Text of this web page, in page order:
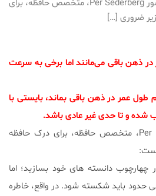
غیر عادی باشد. به نظر پروفسور Per Sederberg، متخصص حافظه، برای
ضروری […]
در ذهنباقی می‌مانند اما برخی به سرعت
طول عمر در ذهن باقی بماند‌، بایستی با
شده و تا حدی غیر عادی باشد.
به نظر پروفسور Per Sederberg، متخصص حافظه، برای درک حافظه
چهارچوب دانسته های خود بسازید؛ اما
حدود باید شکسته شود. در واقع، خاطره